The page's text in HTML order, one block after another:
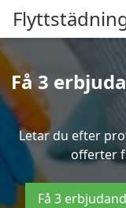
Få 3
Letar du efter
offerter
Få 3